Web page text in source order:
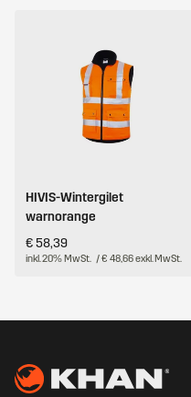
HIVIS-Wintergilet
warnorange
€ 58,39
inkl. 20% MwSt. / € 48,66 exkl. MwSt.